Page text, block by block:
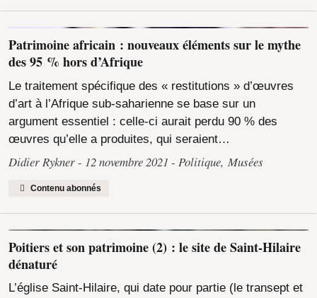
Patrimoine africain : nouveaux éléments sur le mythe
des 95 % hors d’Afrique
Le traitement spécifique des « restitutions » d’œuvres
d’art à l’Afrique sub-saharienne se base sur un
argument essentiel : celle-ci aurait perdu 90 % des
œuvres qu’elle a produites, qui seraient…
Didier Rykner 12 novembre 2021 Politique,Musées
Contenu abonnés
Poitiers et son patrimoine (2) : le site de Saint-Hilaire
dénaturé
L’église Saint-Hilaire, qui date pour partie (le transept et